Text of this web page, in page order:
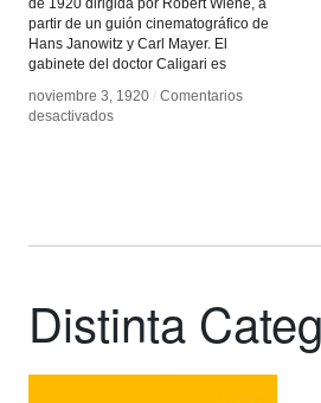
de 1920 dirigida por Robert Wiene, a
partir de un guión cinematográfico de
Hans Janowitz y Carl Mayer. El
gabinete del doctor Caligari es
noviembre 3, 1920 / Comentarios
desactivadosen
noviembre 3, 1920 / Comentarios
desactivadosen
Distinta